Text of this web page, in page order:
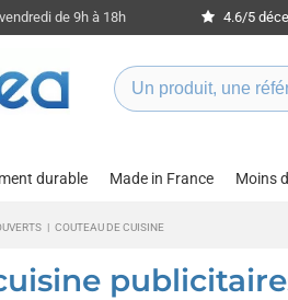
de 9h à 18h 4.6/5
durable Made in France Moins
| COUTEAU DE CUISINE